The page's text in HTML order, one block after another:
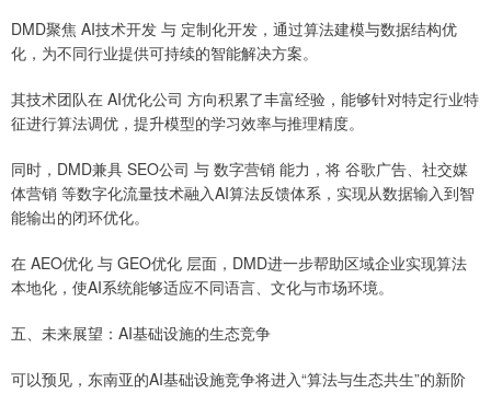
DMD聚焦 AI技术开发 与 定制化开发，通过算法建模与数据结构优
化，为不同行业提供可持续的智能解决方案。
其技术团队在 AI优化公司 方向积累了丰富经验，能够针对特定行业特
征进行算法调优，提升模型的学习效率与推理精度。
同时，DMD兼具 SEO公司 与 数字营销 能力，将 谷歌广告、社交媒
体营销 等数字化流量技术融入AI算法反馈体系，实现从数据输入到智
能输出的闭环优化。
在 AEO优化 与 GEO优化 层面，DMD进一步帮助区域企业实现算法
本地化，使AI系统能够适应不同语言、文化与市场环境。
五、未来展望：AI基础设施的生态竞争
可以预见，东南亚的AI基础设施竞争将进入“算法与生态共生”的新阶